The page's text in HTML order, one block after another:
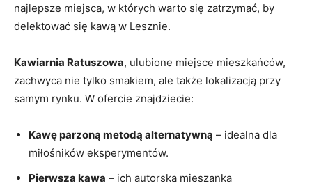
najlepsze miejsca, w których warto się zatrzymać, by
delektować się kawą w Lesznie.
Kawiarnia Ratuszowa, ulubione miejsce mieszkańców,
zachwyca nie tylko smakiem, ale także lokalizacją przy
samym rynku. W ofercie znajdziecie:
Kawę parzoną metodą alternatywną – idealna dla
miłośników eksperymentów.
Pierwsza kawa – ich autorska mieszanka